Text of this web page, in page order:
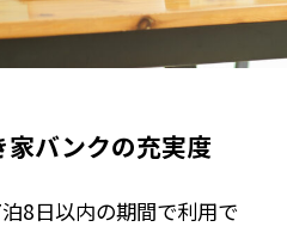
バンクの充実度
8日以内の期間で利用で